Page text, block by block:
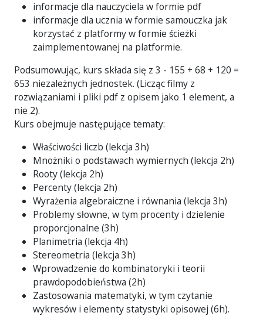
informacje dla nauczyciela w formie pdf
informacje dla ucznia w formie samouczka jak
korzystać z platformy w formie ścieżki
zaimplementowanej na platformie.
Podsumowując, kurs składa się z 3 - 155 + 68 + 120 =
653 niezależnych jednostek. (Licząc filmy z
rozwiązaniami i pliki pdf z opisem jako 1 element, a
nie 2).
Kurs obejmuje następujące tematy:
Właściwości liczb (lekcja 3h)
Mnożniki o podstawach wymiernych (lekcja 2h)
Rooty (lekcja 2h)
Percenty (lekcja 2h)
Wyrażenia algebraiczne i równania (lekcja 3h)
Problemy słowne, w tym procenty i dzielenie
proporcjonalne (3h)
Planimetria (lekcja 4h)
Stereometria (lekcja 3h)
Wprowadzenie do kombinatoryki i teorii
prawdopodobieństwa (2h)
Zastosowania matematyki, w tym czytanie
wykresów i elementy statystyki opisowej (6h).